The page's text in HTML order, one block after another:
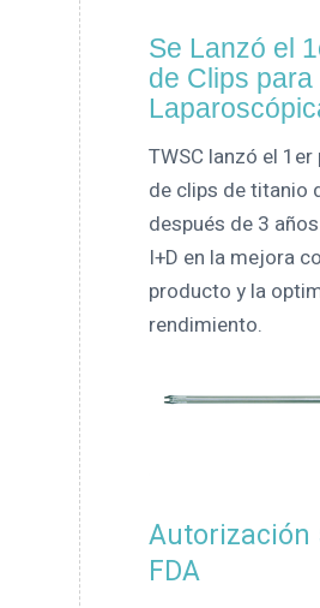
Se Lanzó el
de Clips para
TWSC lanzó el
de clips de titanio
después de 3
I+D en la mejora
producto y la
rendimiento.
Autorización
FDA